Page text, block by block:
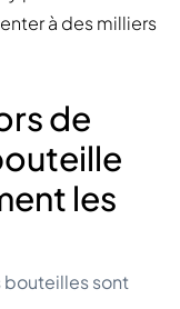
à des milliers
de
les
bouteilles sont